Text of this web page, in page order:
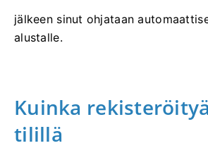
jälkeen sinut ohjataan
alustalle.
Kuinka
tilillä